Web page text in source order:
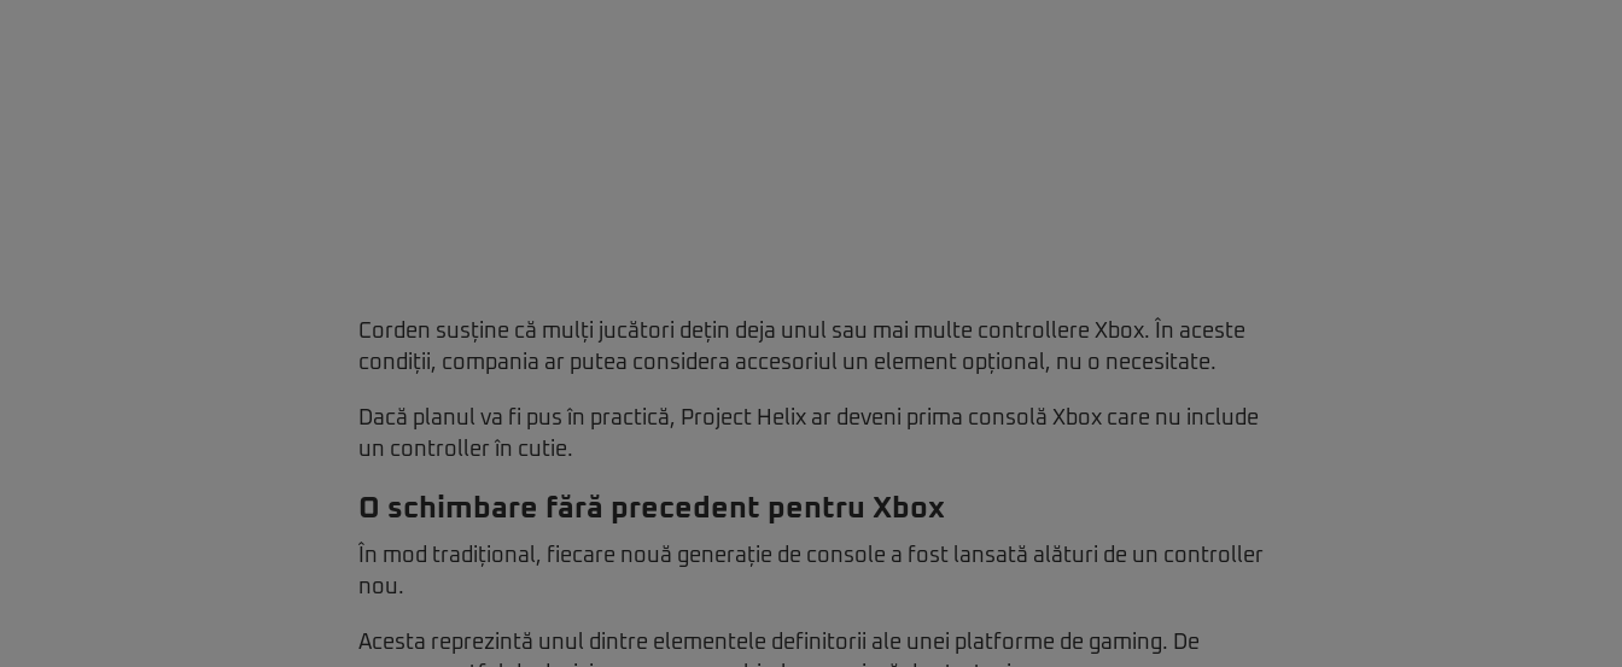
Corden susține că mulți jucători dețin deja unul sau mai multe controllere Xbox. În aceste
condiții, compania ar putea considera accesoriul un element opțional, nu o necesitate.
Dacă planul va fi pus în practică, Project Helix ar deveni prima consolă Xbox care nu include
un controller în cutie.
O schimbare fără precedent pentru Xbox
În mod tradițional, fiecare nouă generație de console a fost lansată alături de un controller
nou.
Acesta reprezintă unul dintre elementele definitorii ale unei platforme de gaming. De